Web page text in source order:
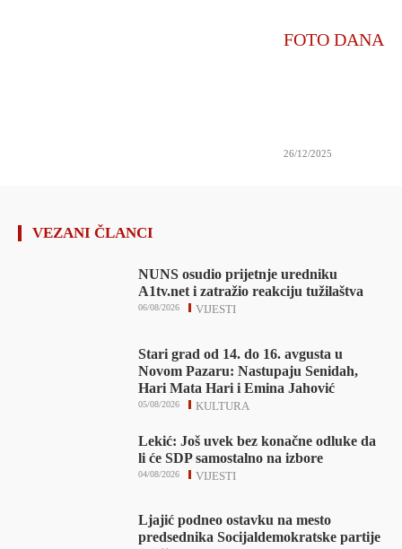
FOTO DANA
26/12/2025
VEZANI ČLANCI
NUNS osudio prijetnje uredniku
A1tv.net i zatražio reakciju tužilaštva
VIJESTI
06/08/2026
Stari grad od 14. do 16. avgusta u
Novom Pazaru: Nastupaju Senidah,
Hari Mata Hari i Emina Jahović
KULTURA
05/08/2026
Lekić: Još uvek bez konačne odluke da
li će SDP samostalno na izbore
VIJESTI
04/08/2026
Ljajić podneo ostavku na mesto
predsednika Socijaldemokratske partije